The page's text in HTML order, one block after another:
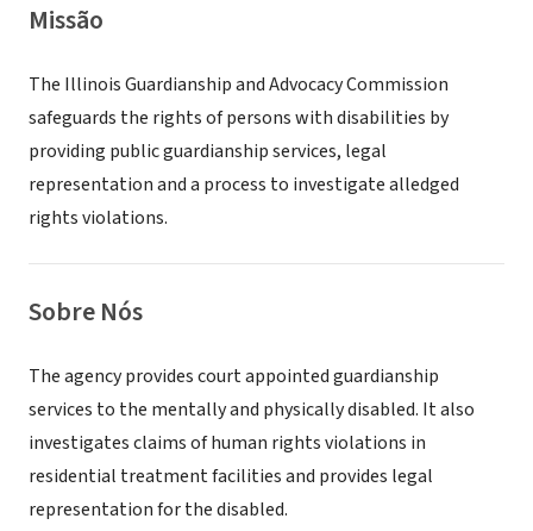
Missão
The Illinois Guardianship and Advocacy Commission
safeguards the rights of persons with disabilities by
providing public guardianship services, legal
representation and a process to investigate alledged
rights violations.
Sobre Nós
The agency provides court appointed guardianship
services to the mentally and physically disabled. It also
investigates claims of human rights violations in
residential treatment facilities and provides legal
representation for the disabled.